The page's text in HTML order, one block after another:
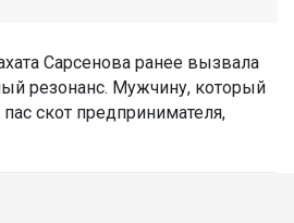
Сарсенова ранее вызвала
резонанс. Мужчину, который
скот предпринимателя,